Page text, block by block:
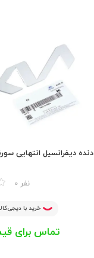
دنده دیفرانسیل انتهایی
0 نفر
خرید با
تماس برای